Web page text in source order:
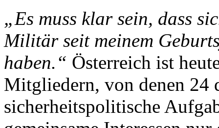
„Es muss klar sein, dass
Militär seit meinem
haben.“ Österreich ist
Mitgliedern, von denen 24
sicherheitspolitische